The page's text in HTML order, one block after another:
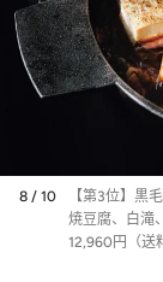
8 / 10
【第3位】黒
焼豆腐、白滝
12,960円（送